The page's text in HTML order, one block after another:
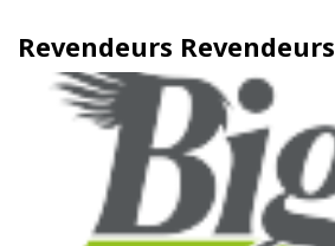
Revendeurs Revendeurs